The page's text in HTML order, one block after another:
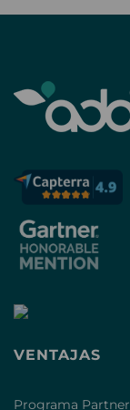
VENTAJAS
Programa Partner